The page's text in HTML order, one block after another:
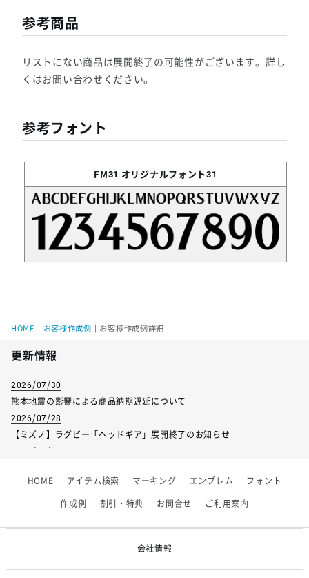
参考商品
リストにない商品は展開終了の可能性がございます。詳し
くはお問い合わせください。
参考フォント
FM31 オリジナルフォント31
HOME お客様作成例 お客様作成例詳細
更新情報
2026/07/30
熊本地震の影響による商品納期遅延について
2026/07/28
【ミズノ】ラグビー「ヘッドギア」展開終了のお知らせ
2026/06/09
【アシックス】一部商品「生地の在庫限り」廃盤のお知らせ
HOME アイテム検索 マーキング エンブレム フォント
作成例 割引・特典 お問合せ ご利用案内
会社情報